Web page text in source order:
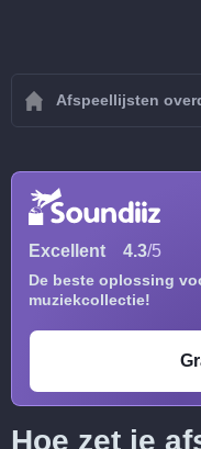
Afspeellijsten
Excellent 4.3/5
De beste oplossing
muziekcollectie!
Hoe zet je